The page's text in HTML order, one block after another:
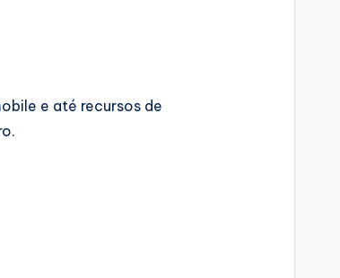
e até recursos de